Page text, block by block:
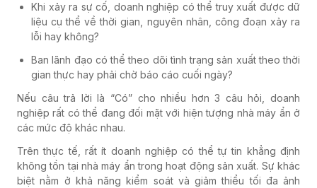
Khi xảy ra sự cố, doanh nghiệp có thể truy xuất được dữ
liệu cụ thể về thời gian, nguyên nhân, công đoạn xảy ra
lỗi hay không?
Ban lãnh đạo có thể theo dõi tình trạng sản xuất theo thời
gian thực hay phải chờ báo cáo cuối ngày?
Nếu câu trả lời là “Có” cho nhiều hơn 3 câu hỏi, doanh
nghiệp rất có thể đang đối mặt với hiện tượng nhà máy ẩn ở
các mức độ khác nhau.
Trên thực tế, rất ít doanh nghiệp có thể tự tin khẳng định
không tồn tại nhà máy ẩn trong hoạt động sản xuất. Sự khác
biệt nằm ở khả năng kiểm soát và giảm thiểu tối đa ảnh